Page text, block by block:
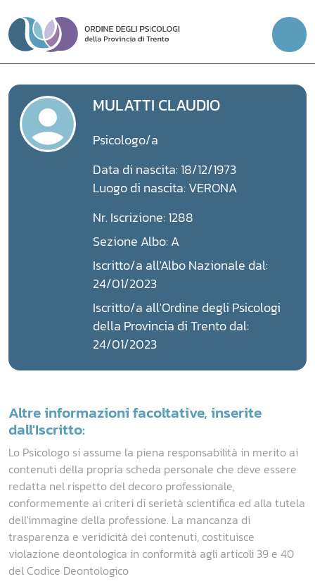
Vai
MULATTI CLAUDIO
Psicologo/a
Data di nascita: 18/12/1973
Luogo di nascita: VERONA
Nr. Iscrizione: 1288
Sezione Albo: A
Iscritto/a all'Albo Nazionale dal:
24/01/2023
Iscritto/a all'Ordine degli Psicologi
della Provincia di Trento dal:
24/01/2023
Altre informazioni facoltative, inserite
dall'Iscritto:
Lo Psicologo si assume la piena responsabilità in merito ai
contenuti della propria scheda personale che deve essere
redatta nel rispetto del decoro professionale,
conformemente ai criteri di serietà scientifica ed alla tutela
dell'immagine della professione. La mancanza di
trasparenza e veridicità dei contenuti, costituisce
violazione deontologica in conformità agli articoli 39 e 40
del Codice Deontologico